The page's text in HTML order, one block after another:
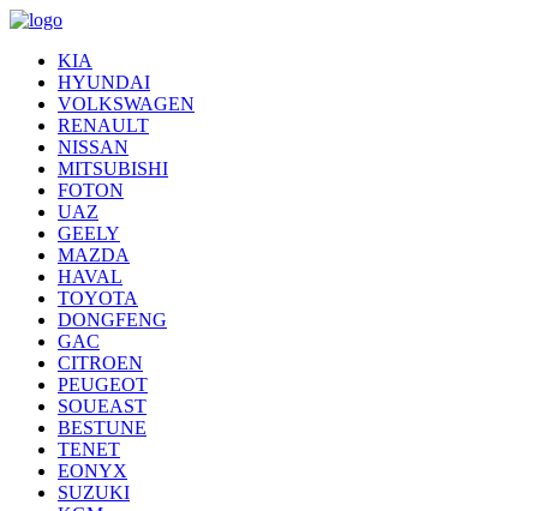
KIA
HYUNDAI
VOLKSWAGEN
RENAULT
NISSAN
MITSUBISHI
FOTON
UAZ
GEELY
MAZDA
HAVAL
TOYOTA
DONGFENG
GAC
CITROEN
PEUGEOT
SOUEAST
BESTUNE
TENET
EONYX
SUZUKI